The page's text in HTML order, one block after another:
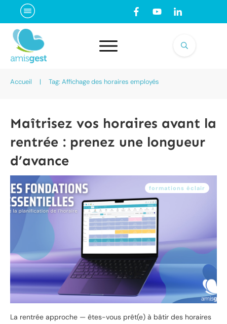
Accueil | Tag: Affichage des horaires employés
Maîtrisez vos horaires avant la
rentrée : prenez une longueur
d’avance
formations éclair
La rentrée approche — êtes-vous prêt(e) à bâtir des horaires